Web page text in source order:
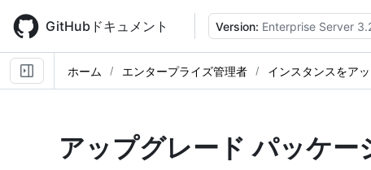
main
content
GitHubドキュメント Version: Enterprise Server
ホーム エンタープライズ管理者 インスタンスをア
アップグレード パッケー